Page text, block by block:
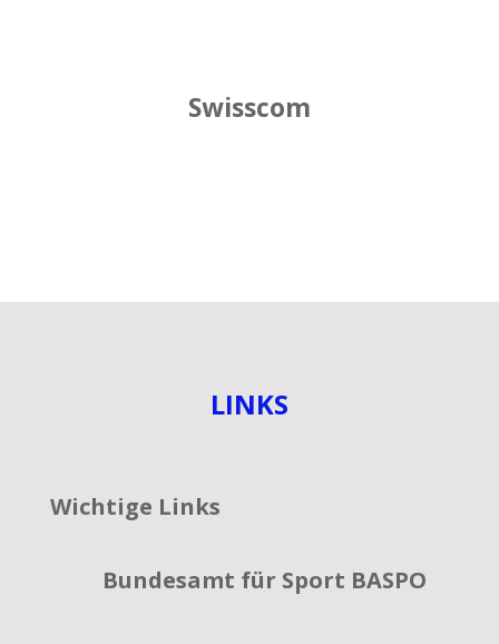
Swisscom
LINKS
Wichtige Links
Bundesamt für Sport BASPO